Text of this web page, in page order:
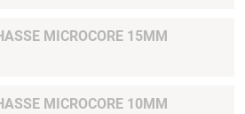
MICROCORE 15MM
MICROCORE 10MM